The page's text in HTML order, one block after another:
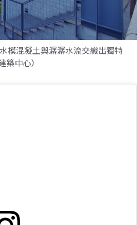
模混凝土與潺潺水流交織出獨特
築中心）